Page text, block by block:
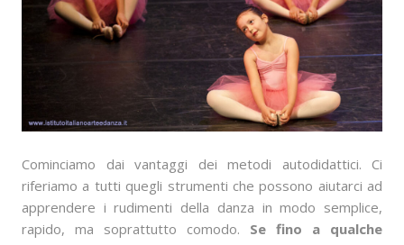
Cominciamo dai vantaggi dei metodi autodidattici. Ci
riferiamo a tutti quegli strumenti che possono aiutarci ad
apprendere i rudimenti della danza in modo semplice,
rapido, ma soprattutto comodo. Se fino a qualche